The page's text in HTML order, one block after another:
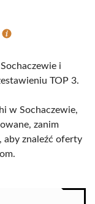
i
TOP 3.
w Sochaczewie,
zanim
aby znaleźć oferty